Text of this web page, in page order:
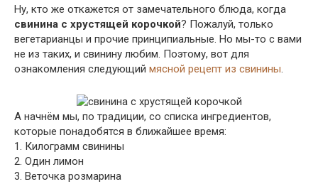
Ну, кто же откажется от замечательного блюда, когда
свинина с хрустящей корочкой? Пожалуй, только
вегетарианцы и прочие принципиальные. Но мы-то с вами
не из таких, и свинину любим. Поэтому, вот для
ознакомления следующий мясной рецепт из свинины.
А начнём мы, по традиции, со списка ингредиентов,
которые понадобятся в ближайшее время:
1. Килограмм свинины
2. Один лимон
3. Веточка розмарина